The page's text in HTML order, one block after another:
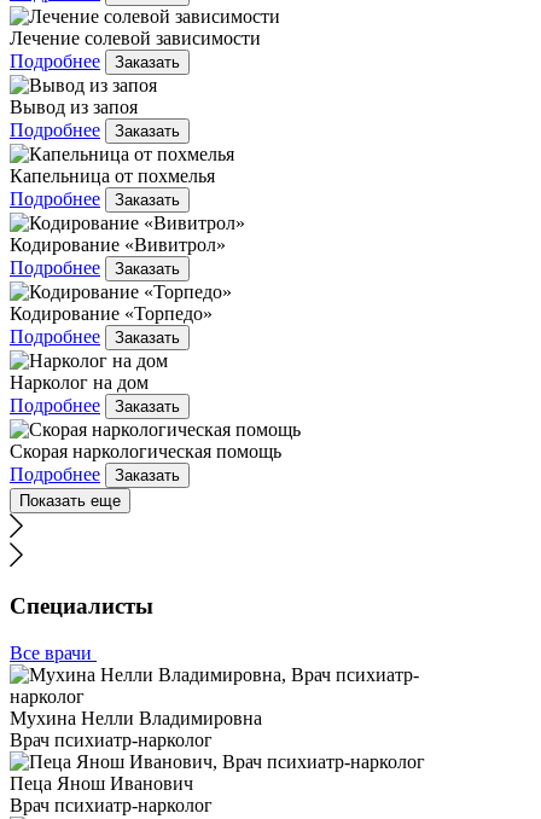
Лечение солевой зависимости
Подробнее
Заказать
Вывод из запоя
Подробнее
Заказать
Капельница от похмелья
Подробнее
Заказать
Кодирование «Вивитрол»
Подробнее
Заказать
Кодирование «Торпедо»
Подробнее
Заказать
Нарколог на дом
Подробнее
Заказать
Скорая наркологическая помощь
Подробнее
Заказать
Показать еще
Специалисты
Все врачи
Мухина Нелли Владимировна
Врач психиатр-нарколог
Пеца Янош Иванович
Врач психиатр-нарколог